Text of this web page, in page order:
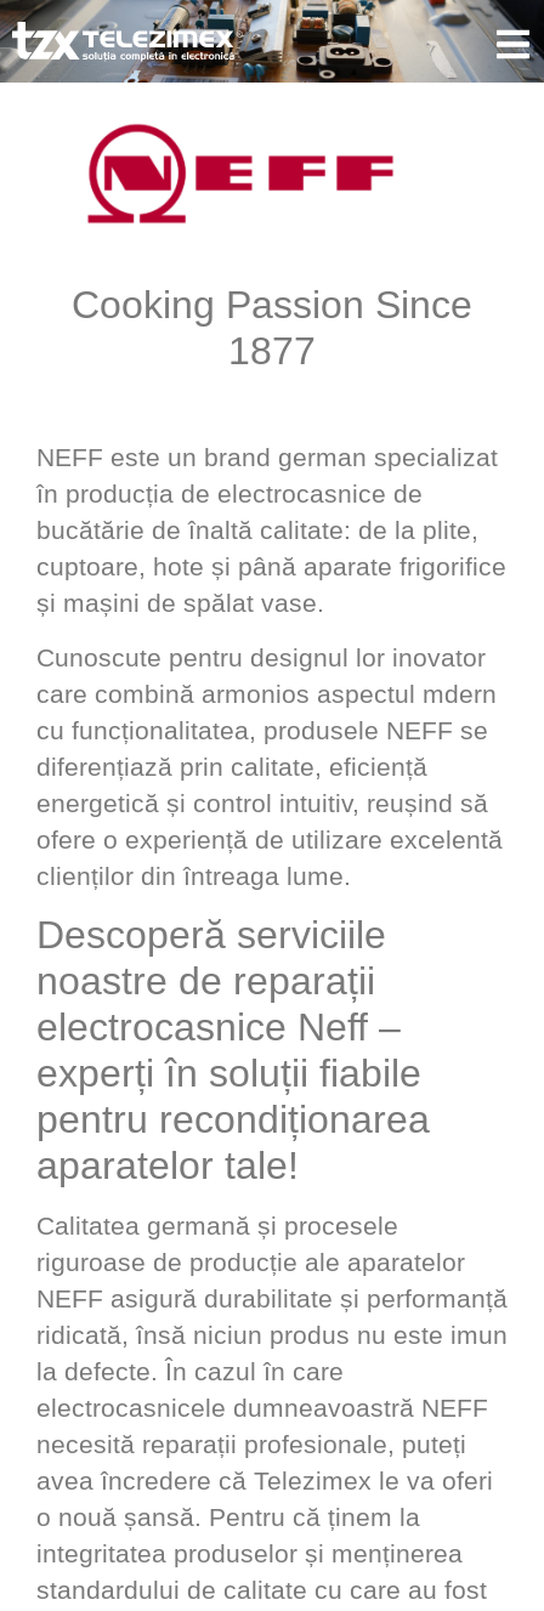
Cooking Passion Since
1877
NEFF este un brand german specializat
în producția de electrocasnice de
bucătărie de înaltă calitate: de la plite,
cuptoare, hote și până aparate frigorifice
și mașini de spălat vase.
Cunoscute pentru designul lor inovator
care combină armonios aspectul mdern
cu funcționalitatea, produsele NEFF se
diferențiază prin calitate, eficiență
energetică și control intuitiv, reușind să
ofere o experiență de utilizare excelentă
clienților din întreaga lume.
Descoperă serviciile
noastre de reparații
electrocasnice Neff –
experți în soluții fiabile
pentru recondiționarea
aparatelor tale!
Calitatea germană și procesele
riguroase de producție ale aparatelor
NEFF asigură durabilitate și performanță
ridicată, însă niciun produs nu este imun
la defecte. În cazul în care
electrocasnicele dumneavoastră NEFF
necesită reparații profesionale, puteți
avea încredere că Telezimex le va oferi
o nouă șansă. Pentru că ținem la
integritatea produselor și menținerea
standardului de calitate cu care au fost